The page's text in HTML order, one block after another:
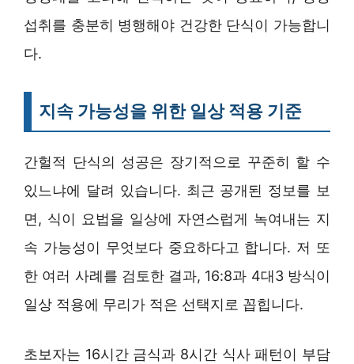
섭취를 충분히 병행해야 건강한 단식이 가능합니
다.
지속 가능성을 위한 일상 적용 기준
간헐적 단식의 성공은 장기적으로 꾸준히 할 수
있느냐에 달려 있습니다. 최근 공개된 정보를 보
면, 식이 요법을 일상에 자연스럽게 녹여내는 지
속 가능성이 무엇보다 중요하다고 합니다. 저 또
한 여러 사례를 검토한 결과, 16:8과 4대3 방식이
일상 적용에 무리가 적은 선택지로 꼽힙니다.
초보자는 16시간 금식과 8시간 식사 패턴이 부담